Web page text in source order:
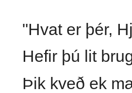
"Hvat er þér,
Hefir þú lit
Þik kveð ek